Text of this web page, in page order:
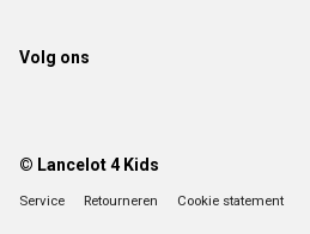
Volg ons
© Lancelot 4 Kids
Service Retourneren Cookie statement